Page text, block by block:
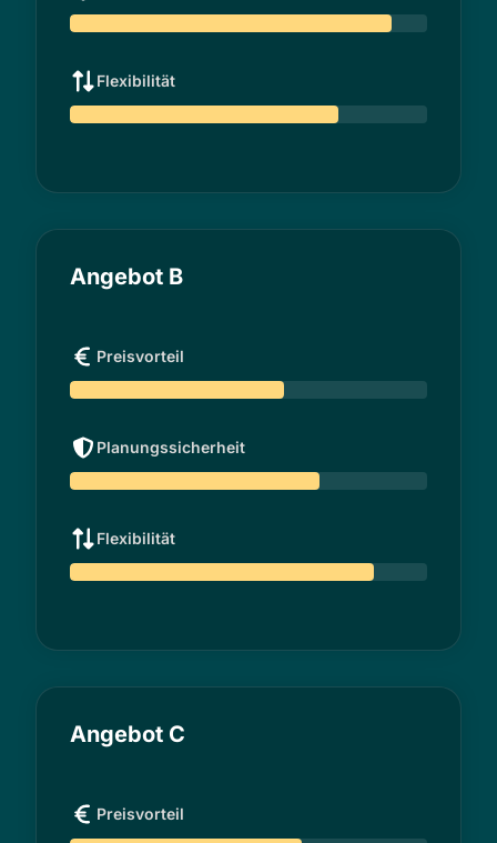
Flexibilität
Angebot B
Preisvorteil
Planungssicherheit
Flexibilität
Angebot C
Preisvorteil